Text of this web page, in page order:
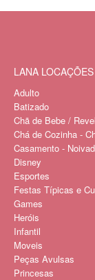
LANA LOCAÇÕES
Adulto
Batizado
Chã de Bebe /
Chá de Cozinha -
Casamento -
Disney
Esportes
Festas Típicas e
Games
Heróis
Infantil
Moveis
Peças Avulsas
Princesas